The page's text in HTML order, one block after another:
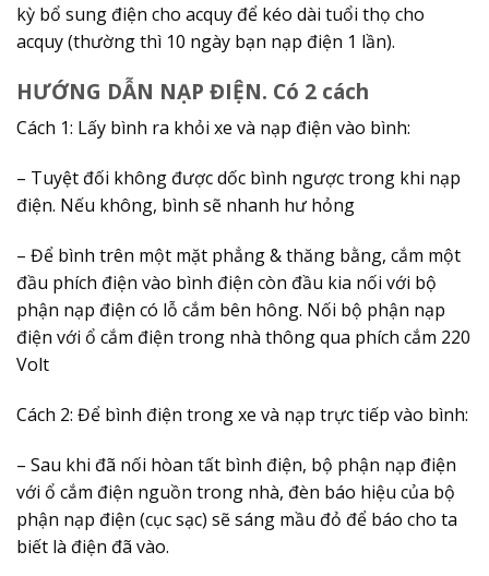
kỳ bổ sung điện cho acquy để kéo dài tuổi thọ cho
acquy (thường thì 10 ngày bạn nạp điện 1 lần).
HƯỚNG DẪN NẠP ĐIỆN. Có 2 cách
Cách 1: Lấy bình ra khỏi xe và nạp điện vào bình:
– Tuyệt đối không được dốc bình ngược trong khi nạp
điện. Nếu không, bình sẽ nhanh hư hỏng
– Để bình trên một mặt phẳng & thăng bằng, cắm một
đầu phích điện vào bình điện còn đầu kia nối với bộ
phận nạp điện có lỗ cắm bên hông. Nối bộ phận nạp
điện với ổ cắm điện trong nhà thông qua phích cắm 220
Volt
Cách 2: Để bình điện trong xe và nạp trực tiếp vào bình:
– Sau khi đã nối hòan tất bình điện, bộ phận nạp điện
với ổ cắm điện nguồn trong nhà, đèn báo hiệu của bộ
phận nạp điện (cục sạc) sẽ sáng mầu đỏ để báo cho ta
biết là điện đã vào.